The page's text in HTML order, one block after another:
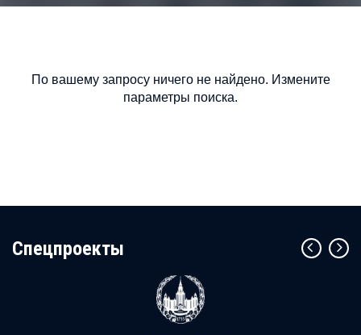
По вашему запросу ничего не найдено. Измените
параметры поиска.
Cпецпроекты